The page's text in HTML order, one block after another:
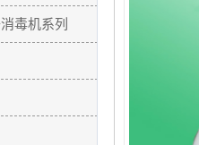
毒机系列